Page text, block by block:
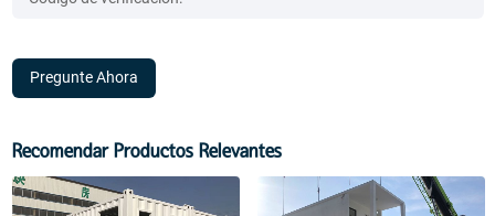
Pregunte Ahora
Recomendar Productos Relevantes